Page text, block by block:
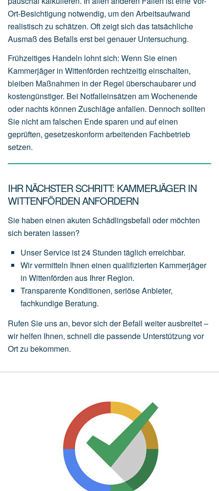
Ort-Besichtigung notwendig, um den Arbeitsaufwand
realistisch zu schätzen. Oft zeigt sich das tatsächliche
Ausmaß des Befalls erst bei genauer Untersuchung.
Frühzeitiges Handeln lohnt sich: Wenn Sie einen
Kammerjäger in Wittenförden rechtzeitig einschalten,
bleiben Maßnahmen in der Regel überschaubarer und
kostengünstiger. Bei Notfalleinsätzen am Wochenende
oder nachts können Zuschläge anfallen. Dennoch sollten
Sie nicht am falschen Ende sparen und auf einen
geprüften, gesetzeskonform arbeitenden Fachbetrieb
setzen.
IHR NÄCHSTER SCHRITT: KAMMERJÄGER IN
WITTENFÖRDEN ANFORDERN
Sie haben einen akuten Schädlingsbefall oder möchten
sich beraten lassen?
UnserService ist24 Stunden täglich erreichbar.
Wirvermitteln Ihnen einen qualifizierten Kammerjäger
in Wittenförden aus Ihrer Region.
Transparente Konditionen, seriöseAnbieter,
fachkundige Beratung.
Rufen Sie uns an, bevor sich der Befall weiter ausbreitet –
wir helfen Ihnen, schnell die passende Unterstützung vor
Ort zu bekommen.